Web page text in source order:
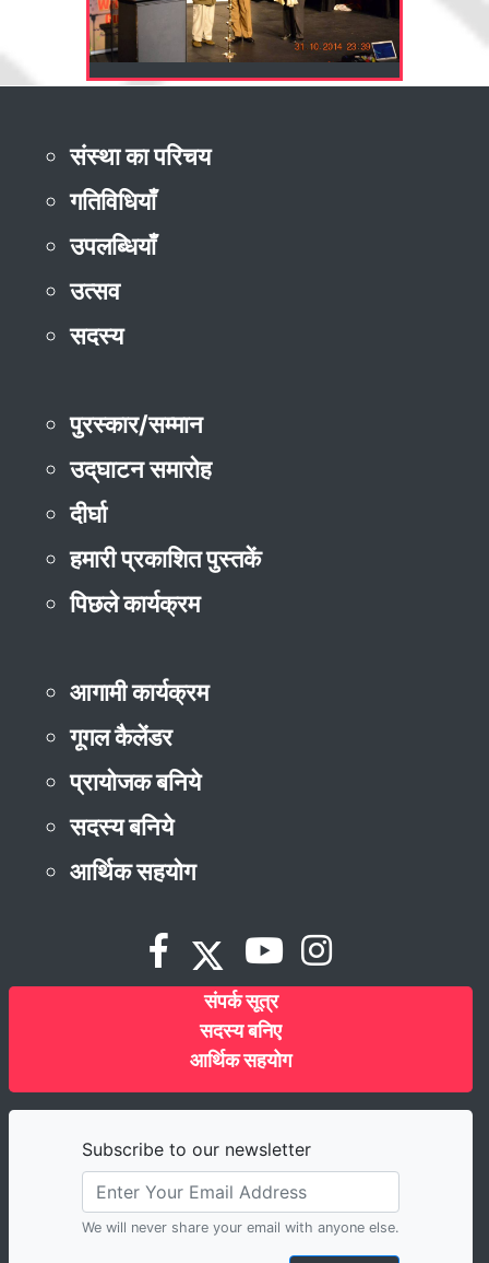
संस्था का परिचय
गतिविधियाँ
उपलब्धियाँ
उत्सव
सदस्य
पुरस्कार/सम्मान
उद्‌घाटन समारोह
दीर्घा
हमारी प्रकाशित पुस्तकें
पिछले कार्यक्रम
आगामी कार्यक्रम
गूगल कैलेंडर
प्रायोजक बनिये
सदस्य बनिये
आर्थिक सहयोग
संपर्क सूत्र
सदस्य बनिए
आर्थिक सहयोग
Subscribe to our newsletter
We will never share your email with anyone else.